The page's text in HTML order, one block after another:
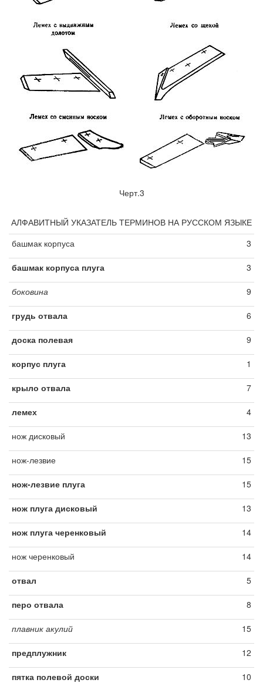
Черт.3
АЛФАВИТНЫЙ УКАЗАТЕЛЬ ТЕРМИНОВ НА РУССКОМ ЯЗЫКЕ
башмак корпуса
3
башмак корпуса плуга 3
боковина 9
грудь отвала 6
доска полевая 9
корпус плуга 1
крыло отвала 7
лемех 4
нож дисковый 13
нож-лезвие 15
нож-лезвие плуга 15
нож плуга дисковый 13
нож плуга черенковый 14
нож черенковый 14
отвал 5
перо отвала 8
плавник акулий 15
предплужник 12
пятка полевой доски 10